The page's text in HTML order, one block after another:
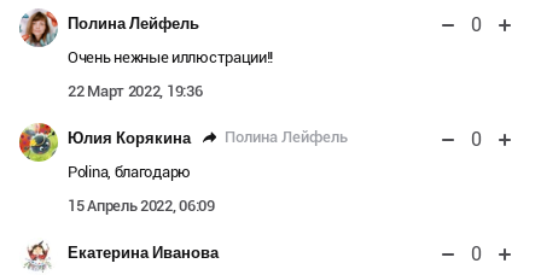
Полина Лейфель 0
Очень нежные иллюстрации!!
22 Март 2022, 19:36
Юлия Корякина Полина Лейфель 0
Polina, благодарю
15 Апрель 2022, 06:09
Екатерина Иванова 0